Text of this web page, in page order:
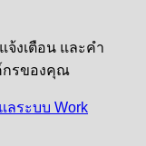
จ้งเตือน และคำ
กรของคุณ
ระบบ Work